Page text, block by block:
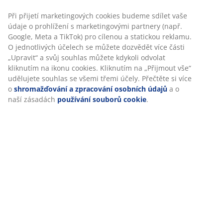
Hodnocení
(20)
Doprava
Při přijetí marketingových cookies budeme sdílet vaše
údaje o prohlížení s marketingovými partnery (např.
Google, Meta a TikTok) pro cílenou a statickou reklamu.
O jednotlivých účelech se můžete dozvědět více části
„Upravit“ a svůj souhlas můžete kdykoli odvolat
kliknutím na ikonu cookies. Kliknutím na „Přijmout vše“
udělujete souhlas se všemi třemi účely. Přečtěte si více
o shromažďování a zpracování osobních údajů a o
naší zásadách používání souborů cookie.